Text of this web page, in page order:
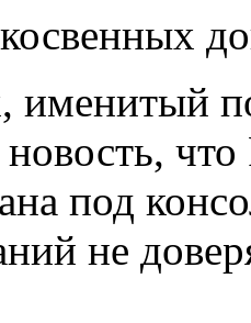
именитый
под
не